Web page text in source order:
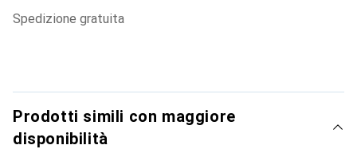
spedizione gratuita
Prodotti simili con maggiore
disponibilità